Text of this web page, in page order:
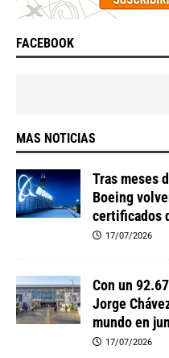
FACEBOOK
MAS NOTICIAS
Tras meses
Boeing
certificados
17/07/2026
Con un
Jorge
mundo en
17/07/2026